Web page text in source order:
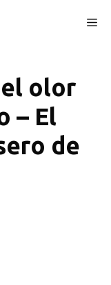
olor
– El
de